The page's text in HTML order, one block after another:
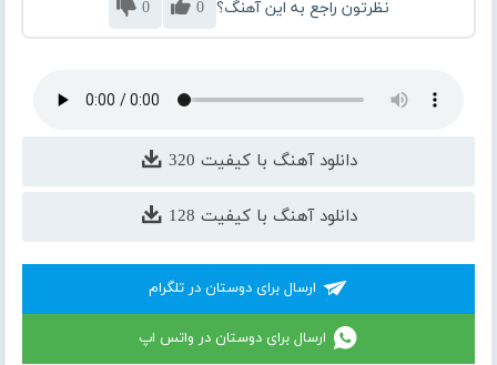
نظرتون راجع به این آهنگ؟ 0
0
دانلود آهنگ با کیفیت 320
دانلود آهنگ با کیفیت 128
ارسال برای دوستان در تلگرام
ارسال برای دوستان در واتس اپ